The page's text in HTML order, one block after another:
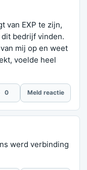
van EXP te zijn,
bedrijf vinden.
mij op en weet
voelde heel
0 Meld reactie
werd verbinding